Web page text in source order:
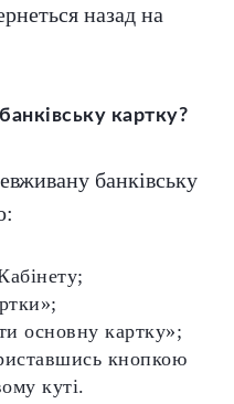
назад на
картку?
банківську
основну картку»;
кнопкою
куті.